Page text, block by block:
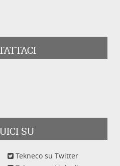
SU
Tekneco su Twitter